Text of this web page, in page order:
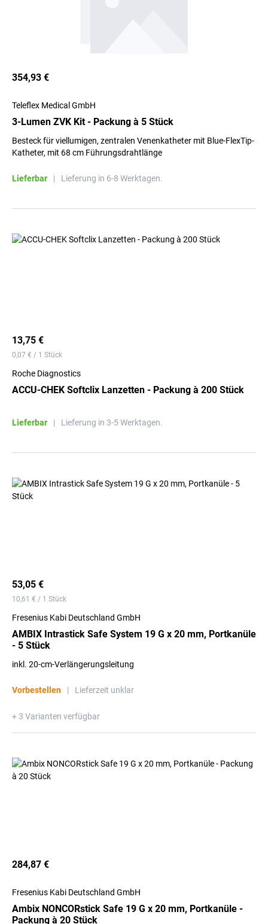
354,93 €
Teleflex Medical GmbH
3-Lumen ZVK Kit - Packung à 5 Stück
Besteck für viellumigen, zentralen Venenkatheter mit Blue-FlexTip-
Katheter, mit 68 cm Führungsdrahtlänge
Lieferbar | Lieferung in 6-8 Werktagen.
13,75 €
0,07 € / 1 Stück
Roche Diagnostics
ACCU-CHEK Softclix Lanzetten - Packung à 200 Stück
Lieferbar | Lieferung in 3-5 Werktagen.
53,05 €
10,61 € / 1 Stück
Fresenius Kabi Deutschland GmbH
AMBIX Intrastick Safe System 19 G x 20 mm, Portkanüle
- 5 Stück
inkl. 20-cm-Verlängerungsleitung
Vorbestellen | Lieferzeit unklar
+ 3 Varianten verfügbar
284,87 €
Fresenius Kabi Deutschland GmbH
Ambix NONCORstick Safe 19 G x 20 mm, Portkanüle -
Packung à 20 Stück